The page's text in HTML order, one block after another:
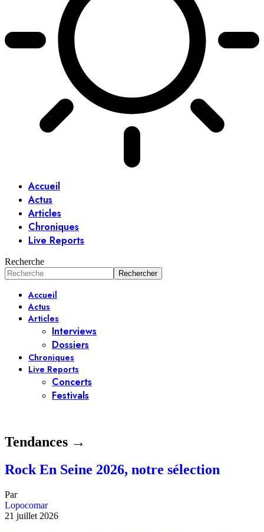
Accueil
Actus
Articles
Chroniques
Live Reports
Recherche
Accueil
Actus
Articles
Interviews
Dossiers
Chroniques
Live Reports
Concerts
Festivals
Tendances →
Rock En Seine 2026, notre sélection
Par
Lopocomar
21 juillet 2026